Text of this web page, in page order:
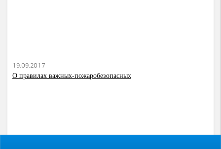
19.09.2017
О правилах важных-пожаробезопасных